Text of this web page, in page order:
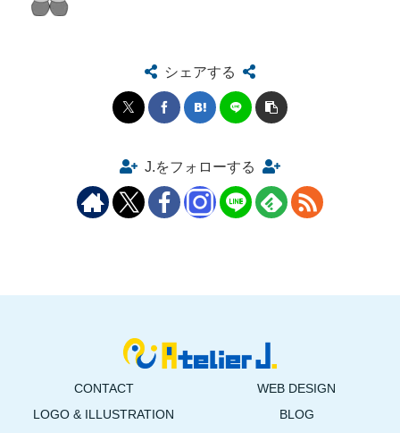
シェアする
J.をフォローする
CONTACT
WEB DESIGN
LOGO & ILLUSTRATION
BLOG